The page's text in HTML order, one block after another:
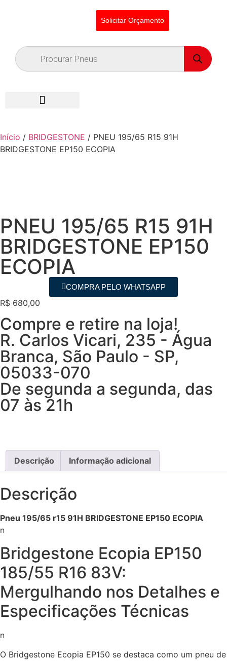
Solicitar Orçamento
Início / BRIDGESTONE / PNEU 195/65 R15 91H
BRIDGESTONE EP150 ECOPIA
PNEU 195/65 R15 91H
BRIDGESTONE EP150
ECOPIA
COMPRA PELO WHATSAPP
R$ 680,00
Compre e retire na loja!
R. Carlos Vicari, 235 - Água
Branca, São Paulo - SP,
05033-070
De segunda a segunda, das
07 às 21h
Descrição Informação adicional
Descrição
Pneu 195/65 r15 91H BRIDGESTONE EP150 ECOPIA
n
Bridgestone Ecopia EP150
185/55 R16 83V:
Mergulhando nos Detalhes e
Especificações Técnicas
n
O Bridgestone Ecopia EP150 se destaca como um pneu de